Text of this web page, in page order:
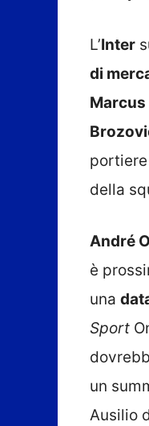
L’Inter
di
della
André
è
una
Sport
un
Ausilio